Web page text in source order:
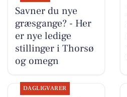
Savner du nye
græsgange? - Her
er nye ledige
stillinger i Thorsø
og omegn
DAGLIGVARER